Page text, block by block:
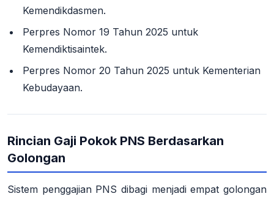
Kemendikdasmen.
Perpres Nomor 19 Tahun 2025 untuk
Kemendiktisaintek.
Perpres Nomor 20 Tahun 2025 untuk Kementerian
Kebudayaan.
Rincian Gaji Pokok PNS Berdasarkan
Golongan
Sistem penggajian PNS dibagi menjadi empat golongan